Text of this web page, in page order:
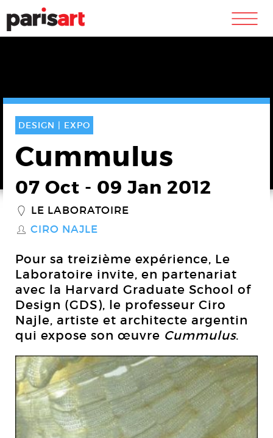
m
DESIGN | EXPO
Cummulus
07 Oct - 09 Jan 2012
_ LE LABORATOIRE
S CIRO NAJLE
Pour sa treizième expérience, Le
Laboratoire invite, en partenariat
avec la Harvard Graduate School of
Design (GDS), le professeur Ciro
Najle, artiste et architecte argentin
qui expose son œuvre Cummulus.